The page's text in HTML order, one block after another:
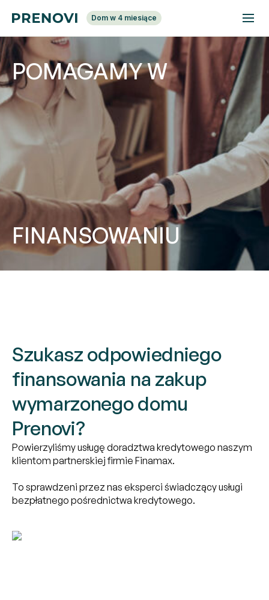
Dom w 4 miesiące
POMAGAMY W
FINANSOWANIU
Szukasz odpowiedniego
finansowania na zakup
wymarzonego domu
Prenovi?
Powierzyliśmy usługę doradztwa kredytowego naszym
klientom partnerskiej firmie Finamax.
To sprawdzeni przez nas eksperci świadczący usługi
bezpłatnego pośrednictwa kredytowego.